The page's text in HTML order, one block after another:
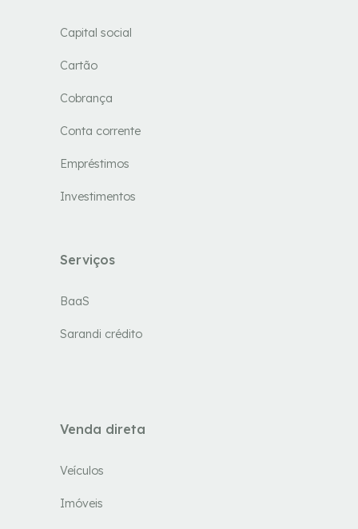
Capital social
Cartão
Cobrança
Conta corrente
Empréstimos
Investimentos
Serviços
BaaS
Sarandi crédito
Venda direta
Veículos
Imóveis